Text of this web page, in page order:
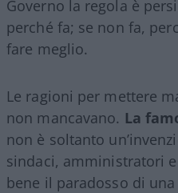
Governo la regola è
perché fa; se non fa,
fare meglio.
Le ragioni per mettere
non mancavano. La
non è soltanto
sindaci, amministratori
bene il paradosso di